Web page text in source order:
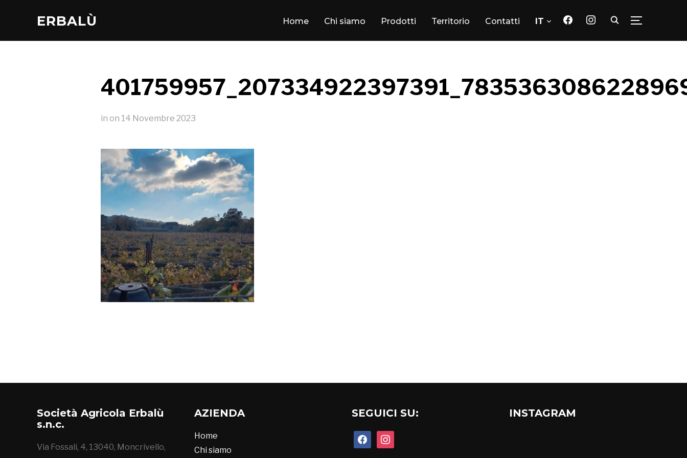
ERBALÙ facebookinstagram
Home Chi siamo Prodotti Territorio Contatti IT
in on 14 Novembre 2023
Società Agricola Erbalù
s.n.c.
Via Fossali, 4, 13040, Moncrivello,
AZIENDA
Home
Chi siamo
SEGUICI SU:
facebookinstagram
INSTAGRAM